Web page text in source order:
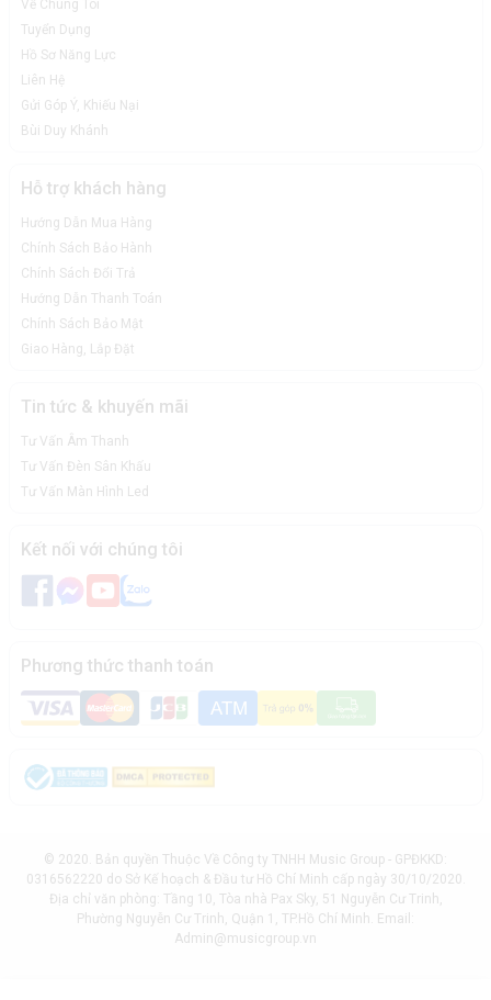
Về Chúng Tôi
Tuyển Dụng
Hồ Sơ Năng Lực
Liên Hệ
Gửi Góp Ý, Khiếu Nại
Bùi Duy Khánh
Hỗ trợ khách hàng
Hướng Dẫn Mua Hàng
Chính Sách Bảo Hành
Chính Sách Đổi Trả
Hướng Dẫn Thanh Toán
Chính Sách Bảo Mật
Giao Hàng, Lắp Đặt
Tin tức & khuyến mãi
Tư Vấn Âm Thanh
Tư Vấn Đèn Sân Khấu
Tư Vấn Màn Hình Led
Kết nối với chúng tôi
Phương thức thanh toán
© 2020. Bản quyền Thuộc Về Công ty TNHH Music Group - GPĐKKD:
0316562220 do Sở Kế hoạch & Đầu tư Hồ Chí Minh cấp ngày 30/10/2020.
Địa chỉ văn phòng: Tầng 10, Tòa nhà Pax Sky, 51 Nguyễn Cư Trinh,
Phường Nguyễn Cư Trinh, Quận 1, TP.Hồ Chí Minh. Email:
Admin@musicgroup.vn